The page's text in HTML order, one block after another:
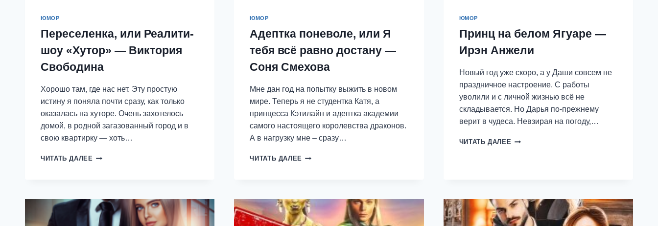
ЮМОР
Переселенка, или Реалити-
шоу «Хутор» — Виктория
Свободина
Хорошо там, где нас нет. Эту простую
истину я поняла почти сразу, как только
оказалась на хуторе. Очень захотелось
домой, в родной загазованный город и в
свою квартирку — хоть…
ЧИТАТЬ ДАЛЕЕ ПЕРЕСЕЛЕНКА,
—
ВИКТОРИЯ
ЮМОР
Адептка поневоле, или Я
тебя всё равно достану —
Соня Смехова
Мне дан год на попытку выжить в новом
мире. Теперь я не студентка Катя, а
принцесса Кэтилайн и адептка академии
самого настоящего королевства драконов.
А в нагрузку мне – сразу…
ЧИТАТЬ ДАЛЕЕ АДЕПТКА
ВСЁ
РАВНО
ЮМОР
Принц на белом Ягуаре —
Ирэн Анжели
Новый год уже скоро, а у Даши совсем не
праздничное настроение. С работы
уволили и с личной жизнью всё не
складывается. Но Дарья по-прежнему
верит в чудеса. Невзирая на погоду,…
ЧИТАТЬ ДАЛЕЕ ПРИНЦ
АНЖЕЛИ